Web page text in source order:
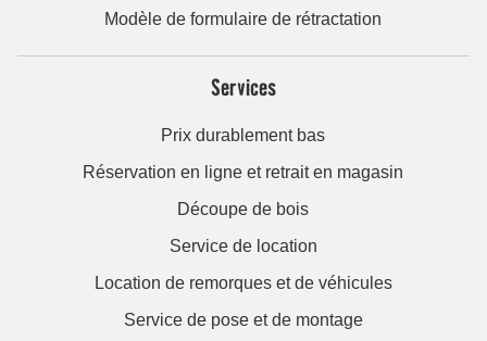
Modèle de formulaire de rétractation
Services
Prix durablement bas
Réservation en ligne et retrait en magasin
Découpe de bois
Service de location
Location de remorques et de véhicules
Service de pose et de montage